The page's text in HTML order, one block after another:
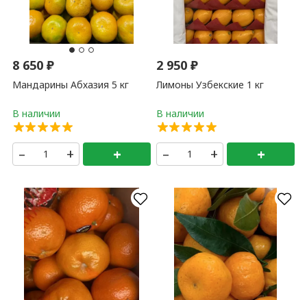
8 650₽
Мандарины Абхазия 5 кг
– + +
2 950₽
Лимоны Узбекские 1 кг
– + +